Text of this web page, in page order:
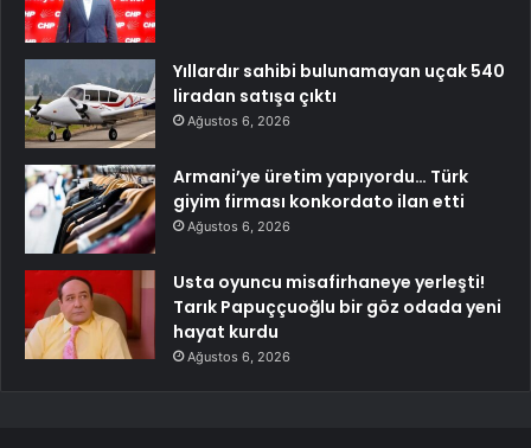
Yıllardır sahibi bulunamayan uçak 540
liradan satışa çıktı
Ağustos 6, 2026
Armani’ye üretim yapıyordu… Türk
giyim firması konkordato ilan etti
Ağustos 6, 2026
Usta oyuncu misafirhaneye yerleşti!
Tarık Papuççuoğlu bir göz odada yeni
hayat kurdu
Ağustos 6, 2026